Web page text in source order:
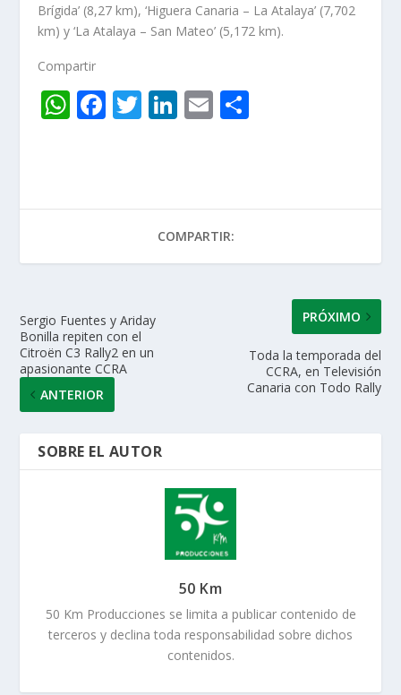
Brígida’ (8,27 km), ‘Higuera Canaria – La Atalaya’ (7,702
km) y ‘La Atalaya – San Mateo’ (5,172 km).
Compartir
W
A
p
F
o
k
T Li
dI
n
E
ar
r
COMPARTIR:
Sergio Fuentes y Ariday
Bonilla repiten con el
Citroën C3 Rally2 en un
apasionante CCRA
ANTERIOR
PRÓXIMO
Toda la temporada del
CCRA, en Televisión
Canaria con Todo Rally
SOBRE EL AUTOR
50 Km
50 Km Producciones se limita a publicar contenido de
terceros y declina toda responsabilidad sobre dichos
contenidos.